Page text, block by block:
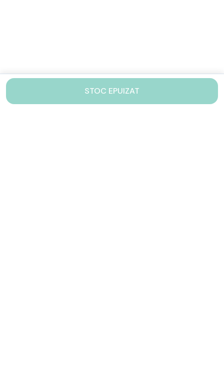
STOC EPUIZAT